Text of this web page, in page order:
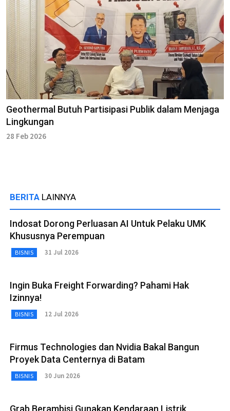
Geothermal Butuh Partisipasi Publik dalam Menjaga
Lingkungan
28 Feb 2026
BERITA LAINNYA
Indosat Dorong Perluasan AI Untuk Pelaku UMK
Khususnya Perempuan
BISNIS 31 Jul 2026
Ingin Buka Freight Forwarding? Pahami Hak
Izinnya!
BISNIS 12 Jul 2026
Firmus Technologies dan Nvidia Bakal Bangun
Proyek Data Centernya di Batam
BISNIS 30 Jun 2026
Grab Berambisi Gunakan Kendaraan Listrik